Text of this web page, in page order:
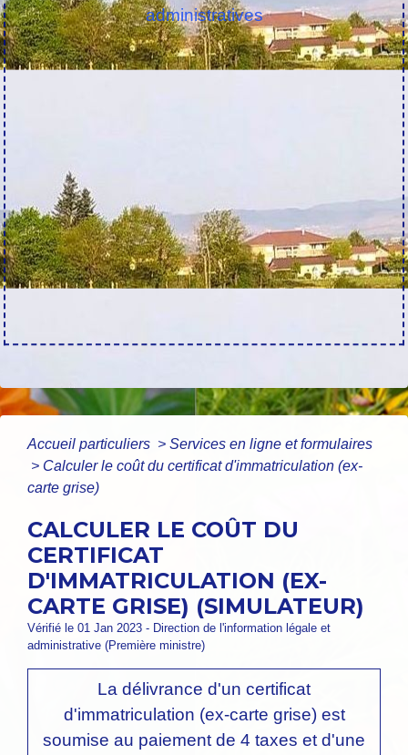
administratives
Accueil particuliers > Services en ligne et formulaires
> Calculer le coût du certificat d'immatriculation (ex-
carte grise)
CALCULER LE COÛT DU
CERTIFICAT
D'IMMATRICULATION (EX-
CARTE GRISE) (SIMULATEUR)
Vérifié le 01 Jan 2023 - Direction de l'information légale et
administrative (Première ministre)
La délivrance d'un certificat
d'immatriculation (ex-carte grise) est
soumise au paiement de 4 taxes et d'une